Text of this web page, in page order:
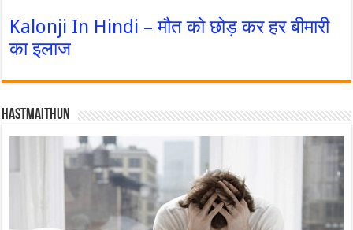
Kalonji In Hindi – मौत को छोड़ कर हर बीमारी
का इलाज
Hastmaithun